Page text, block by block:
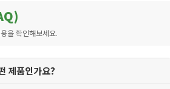
을 확인해보세요.
제품인가요?